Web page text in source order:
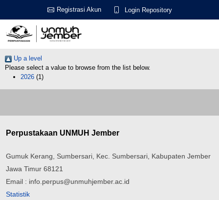
Registrasi Akun Login Repository
Up a level
Please select a value to browse from the list below.
2026 (1)
Perpustakaan UNMUH Jember
Gumuk Kerang, Sumbersari, Kec. Sumbersari, Kabupaten Jember
Jawa Timur 68121
Email : info.perpus@unmuhjember.ac.id
Statistik